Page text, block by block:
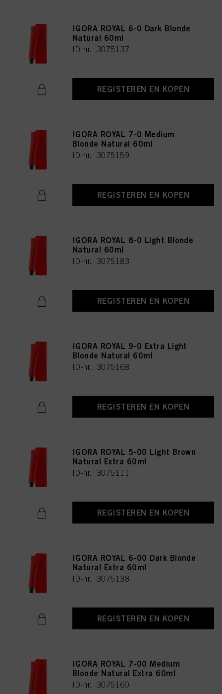
IGORA ROYAL 6-0 Dark Blonde
Natural 60ml
ID-nr. 3075137
REGISTEREN EN KOPEN
IGORA ROYAL 7-0 Medium
Blonde Natural 60ml
ID-nr. 3075159
REGISTEREN EN KOPEN
IGORA ROYAL 8-0 Light Blonde
Natural 60ml
ID-nr. 3075183
REGISTEREN EN KOPEN
IGORA ROYAL 9-0 Extra Light
Blonde Natural 60ml
ID-nr. 3075168
REGISTEREN EN KOPEN
IGORA ROYAL 5-00 Light Brown
Natural Extra 60ml
ID-nr. 3075111
REGISTEREN EN KOPEN
IGORA ROYAL 6-00 Dark Blonde
Natural Extra 60ml
ID-nr. 3075138
REGISTEREN EN KOPEN
IGORA ROYAL 7-00 Medium
Blonde Natural Extra 60ml
ID-nr. 3075160